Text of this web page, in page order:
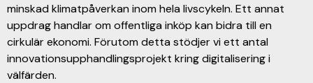
minskad klimatpåverkan inom hela livscykeln. Ett annat
uppdrag handlar om offentliga inköp kan bidra till en
cirkulär ekonomi. Förutom detta stödjer vi ett antal
innovationsupphandlingsprojekt kring digitalisering i
välfärden.